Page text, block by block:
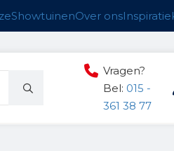
ShowtuinenOver onsInspiratie
Vragen?
Bel: 015 -
361 38 77